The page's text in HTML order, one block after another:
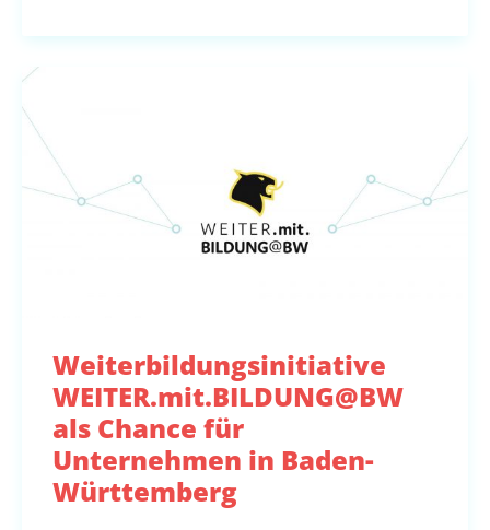
Weiterbildungsinitiative
WEITER.mit.BILDUNG@BW
als Chance für
Unternehmen in Baden-
Württemberg